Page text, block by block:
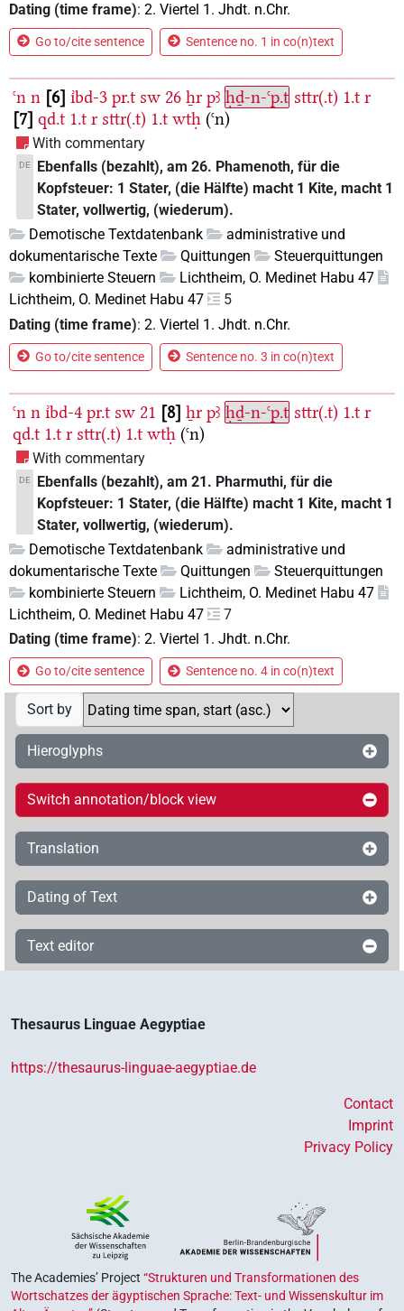
Dating (time frame): 2. Viertel 1. Jhdt. n.Chr.
Go to/cite sentence Sentence no. 1 in co(n)text
ꜥn n 6 ı͗bd-3 pr.t sw 26 ẖr pꜣ ḥḏ-n-ꜥp.t sttr(.t) 1.t r
7 qd.t 1.t r sttr(.t) 1.t wtḥ (ꜥn)
With commentary
DE
Ebenfalls (bezahlt), am 26. Phamenoth, für die
Kopfsteuer: 1 Stater, (die Hälfte) macht 1 Kite, macht 1
Stater, vollwertig, (wiederum).
Demotische Textdatenbank
administrative und
dokumentarische Texte
Quittungen
Steuerquittungen
kombinierte Steuern
Lichtheim, O. Medinet Habu 47
Lichtheim, O. Medinet Habu 47
5
Dating (time frame): 2. Viertel 1. Jhdt. n.Chr.
Go to/cite sentence Sentence no. 3 in co(n)text
ꜥn n ı͗bd-4 pr.t sw 21 8 ẖr pꜣ ḥḏ-n-ꜥp.t sttr(.t) 1.t r
qd.t 1.t r sttr(.t) 1.t wtḥ (ꜥn)
With commentary
DE
Ebenfalls (bezahlt), am 21. Pharmuthi, für die
Kopfsteuer: 1 Stater, (die Hälfte) macht 1 Kite, macht 1
Stater, vollwertig, (wiederum).
Demotische Textdatenbank
administrative und
dokumentarische Texte
Quittungen
Steuerquittungen
kombinierte Steuern
Lichtheim, O. Medinet Habu 47
Lichtheim, O. Medinet Habu 47
7
Dating (time frame): 2. Viertel 1. Jhdt. n.Chr.
Go to/cite sentence Sentence no. 4 in co(n)text
Sort by
Hieroglyphs
Switch annotation/block view
Translation
Dating of Text
Text editor
Thesaurus Linguae Aegyptiae
https://thesaurus-linguae-aegyptiae.de
Contact
Imprint
Privacy Policy
The Academies’ Project “Strukturen und Transformationen des
Wortschatzes der ägyptischen Sprache: Text- und Wissenskultur im